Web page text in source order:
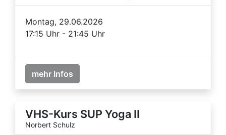
Montag, 29.06.2026
17:15 Uhr - 21:45 Uhr
mehr Infos
VHS-Kurs SUP Yoga II
Norbert Schulz